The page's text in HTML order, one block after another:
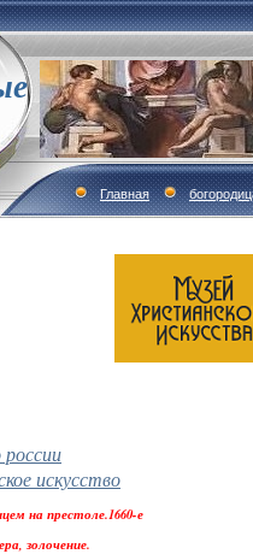
Главная
россии
искусство
на престоле.1660-е
золочение.